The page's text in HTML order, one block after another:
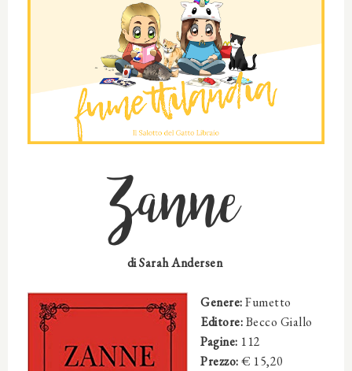
Zanne
di Sarah Andersen
Genere:Fumetto
Editore:Becco Giallo
Pagine: 112
Prezzo:€ 15,20